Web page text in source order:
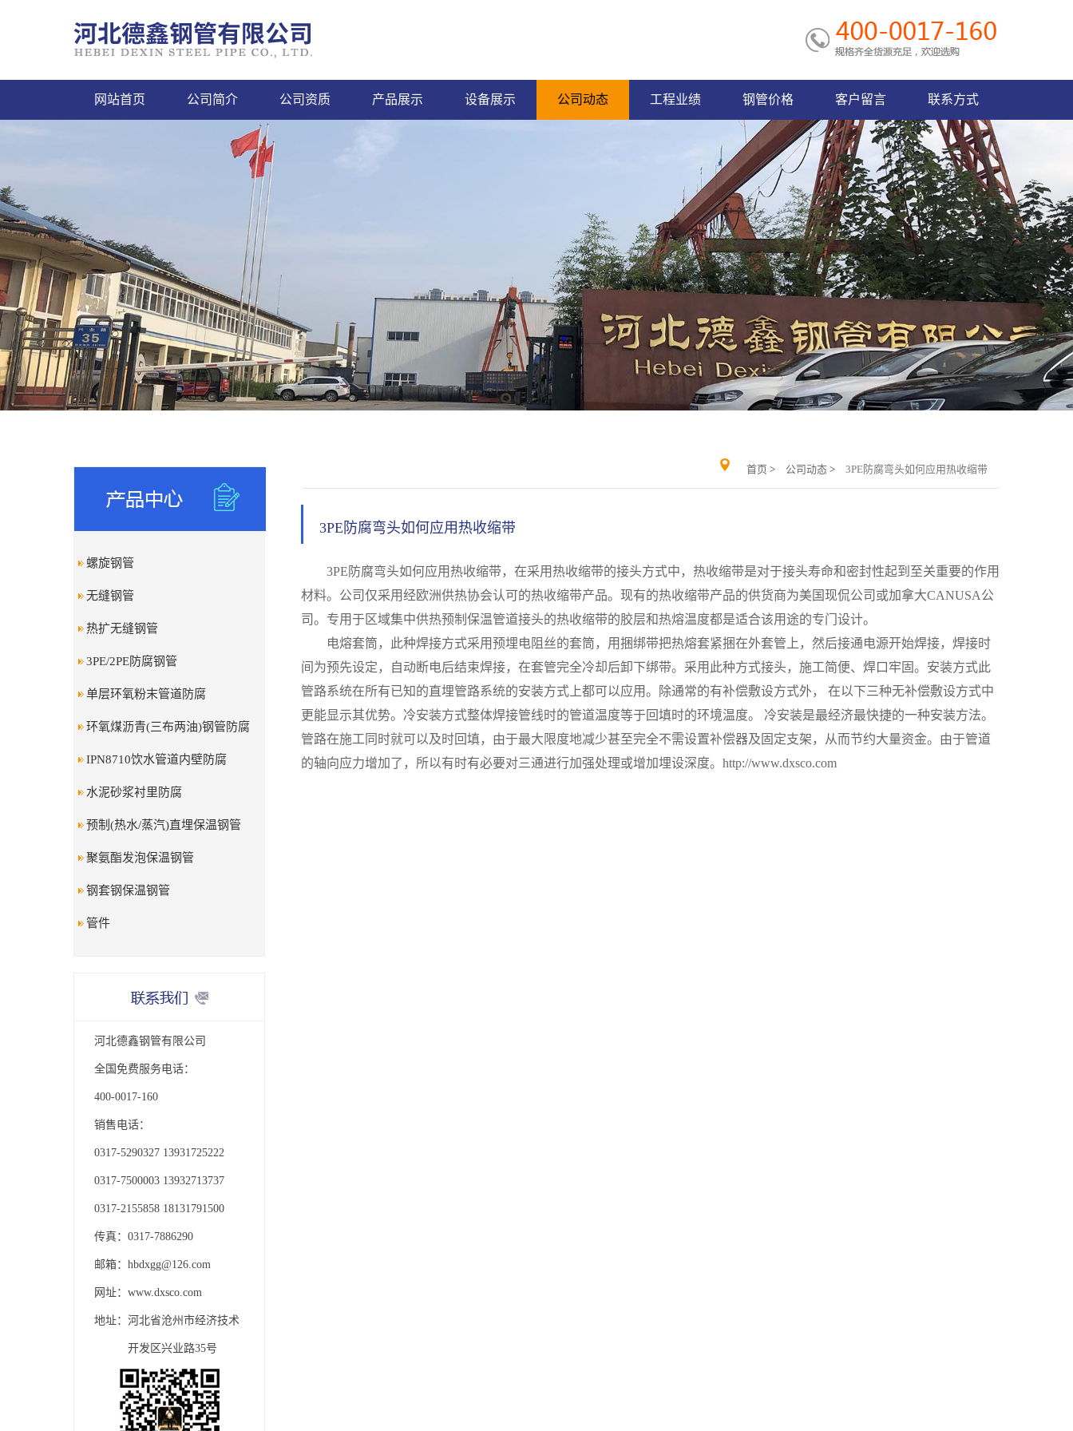
网站首页 公司简介 公司资质 产品展示 设备展示 公司动态 工程业绩 钢管价格 客户留言 联系方式
螺旋钢管
无缝钢管
热扩无缝钢管
3PE/2PE防腐钢管
单层环氧粉末管道防腐
环氧煤沥青(三布两油)钢管防腐
IPN8710饮水管道内壁防腐
水泥砂浆衬里防腐
预制(热水/蒸汽)直埋保温钢管
聚氨酯发泡保温钢管
钢套钢保温钢管
管件
河北德鑫钢管有限公司
全国免费服务电话：
400-0017-160
销售电话：
0317-5290327 13931725222
0317-7500003 13932713737
0317-2155858 18131791500
传真：0317-7886290
邮箱：hbdxgg@126.com
网址：www.dxsco.com
地址：河北省沧州市经济技术
开发区兴业路35号
首页 > 公司动态 > 3PE防腐弯头如何应用热收缩带
3PE防腐弯头如何应用热收缩带
3PE防腐弯头如何应用热收缩带，在采用热收缩带的接头方式中，热收缩带是对于接头寿命和密封性起到至关重要的作用
材料。公司仅采用经欧洲供热协会认可的热收缩带产品。现有的热收缩带产品的供货商为美国现侃公司或加拿大CANUSA公
司。专用于区域集中供热预制保温管道接头的热收缩带的胶层和热熔温度都是适合该用途的专门设计。
电熔套筒，此种焊接方式采用预埋电阻丝的套筒，用捆绑带把热熔套紧捆在外套管上，然后接通电源开始焊接，焊接时
间为预先设定，自动断电后结束焊接，在套管完全冷却后卸下绑带。采用此种方式接头，施工简便、焊口牢固。安装方式此
管路系统在所有已知的直埋管路系统的安装方式上都可以应用。除通常的有补偿敷设方式外， 在以下三种无补偿敷设方式中
更能显示其优势。冷安装方式整体焊接管线时的管道温度等于回填时的环境温度。 冷安装是最经济最快捷的一种安装方法。
管路在施工同时就可以及时回填，由于最大限度地减少甚至完全不需设置补偿器及固定支架，从而节约大量资金。由于管道
的轴向应力增加了，所以有时有必要对三通进行加强处理或增加埋设深度。http://www.dxsco.com